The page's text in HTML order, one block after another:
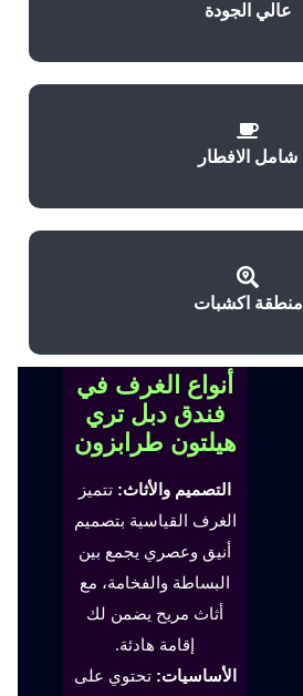
عالي الجودة
شامل الافطار
منطقة اكشبات
أنواع الغرف في
فندق دبل تري
هيلتون طرابزون
التصميم والأثاث: تتميز
الغرف القياسية بتصميم
أنيق وعصري يجمع بين
البساطة والفخامة، مع
أثاث مريح يضمن لك
إقامة هادئة.
الأساسيات: تحتوي على